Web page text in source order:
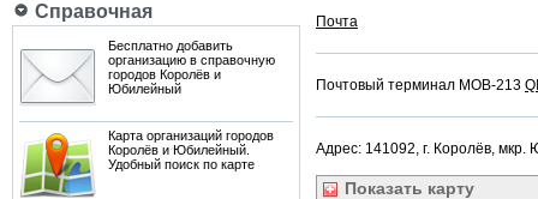
Справочная
Бесплатно добавить
организацию в справочную
городов Королёв и
Юбилейный
Карта организаций городов
Королёв и Юбилейный.
Удобный поиск по карте
Почта
Почтовый терминал MOB-213
Адрес: 141092, г. Королёв, мкр.
Показать карту